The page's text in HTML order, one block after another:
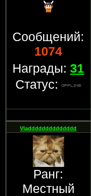
Сообщений:
1074
Награды: 31
Статус:
Vladddddddddddddd
Ранг:
Местный